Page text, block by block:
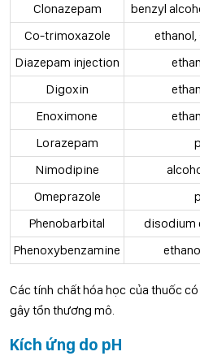
Clonazepam
benzyl
Co-trimoxazole
Diazepam injection
Digoxin
Enoximone
Lorazepam
Nimodipine
Omeprazole
Phenobarbital
disodium
Phenoxybenzamine
Các tính chất hóa học của thuốc
gây tổn thương mô.
Kích ứng do pH